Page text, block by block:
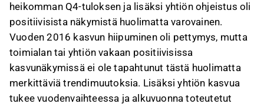
heikomman Q4-tuloksen ja lisäksi yhtiön ohjeistus oli
positiivisista näkymistä huolimatta varovainen.
Vuoden 2016 kasvun hiipuminen oli pettymys, mutta
toimialan tai yhtiön vakaan positiivisissa
kasvunäkymissä ei ole tapahtunut tästä huolimatta
merkittäviä trendimuutoksia. Lisäksi yhtiön kasvua
tukee vuodenvaihteessa ja alkuvuonna toteutetut